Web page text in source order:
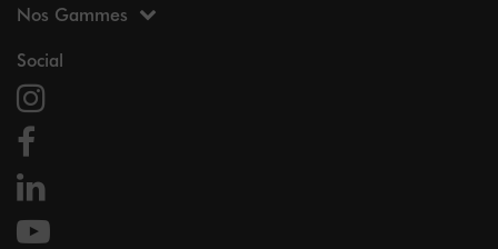
Nos Gammes
Social